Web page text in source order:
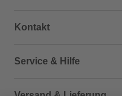
Kontakt
Dein Kontakt zu uns
Service & Hilfe